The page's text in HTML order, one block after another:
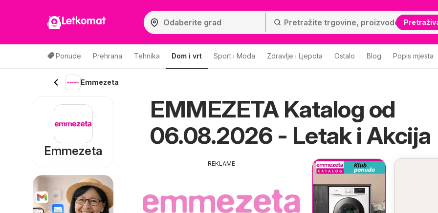
Letkomat
Ponude Prehrana Tehnika Dom i vrt Sport i Moda Zdravlje i Ljepota Ostalo Blog Popis mjesta
Emmezeta
EMMEZETA Katalog od
06.08.2026 - Letak i Akcija
REKLAME
Emmezeta